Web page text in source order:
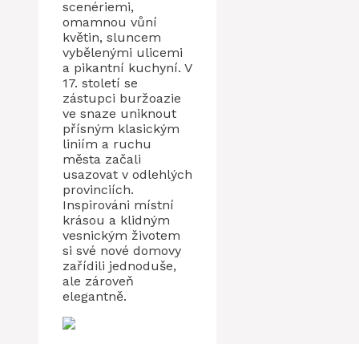
scenériemi,
omamnou vůní
květin, sluncem
vybělenými ulicemi
a pikantní kuchyní. V
17. století se
zástupci buržoazie
ve snaze uniknout
přísným klasickým
liniím a ruchu
města začali
usazovat v odlehlých
provinciích.
Inspirováni místní
krásou a klidným
vesnickým životem
si své nové domovy
zařídili jednoduše,
ale zároveň
elegantně.